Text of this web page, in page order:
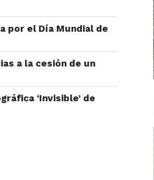
por el Día Mundial de
a la cesión de un
‘Invisible’ de